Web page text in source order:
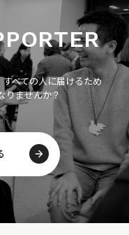
べての人に届けるため
りませんか？